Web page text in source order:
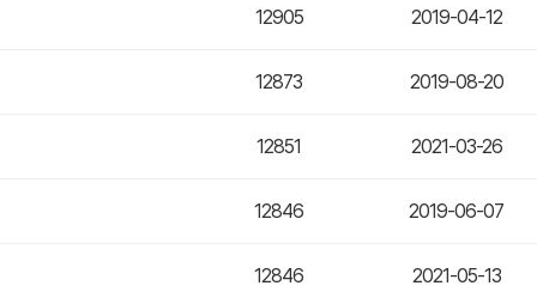
12905 2019-04-12
12873 2019-08-20
12851 2021-03-26
12846 2019-06-07
12846 2021-05-13